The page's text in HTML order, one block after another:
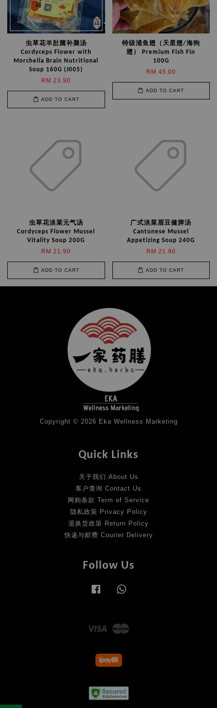
虫草花羊肚菌补脑汤
Cordyceps Flower with
Morchella Brain Nutritional
Soup 160G (J005)
RM 23.90
ADD TO CART
特级浦鱼翅（天星翅/海狗
翅） Premium Fish Fin
100G
RM 45.00
ADD TO CART
虫草花淡菜元气汤
Cordyceps Flower Mussel
Vitality Soup 200G
RM 21.90
ADD TO CART
广式淡菜眉豆健脾汤
Cantonese Mussel
Appetizing Soup 240G
RM 21.90
ADD TO CART
Copyright © 2026 Eka Wellness Marketing
Quick Links
关于我们 About Us
客户查询 Contact Us
网购条款 Term of Service
隐私政策 Privacy Policy
退换货政策 Return Policy
快递与邮费 Courier Delivery
Follow Us
Facebook
Visa